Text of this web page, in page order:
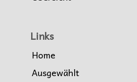
Links
Home
Ausgewählt